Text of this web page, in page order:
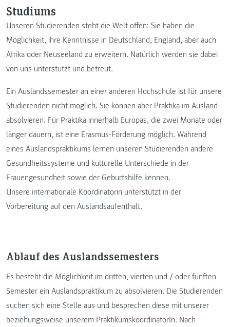
Studiums
Unseren Studierenden steht die Welt offen: Sie haben die
Möglichkeit, ihre Kenntnisse in Deutschland, England, aber auch
Afrika oder Neuseeland zu erweitern. Natürlich werden sie dabei
von uns unterstützt und betreut.
Ein Auslandssemester an einer anderen Hochschule ist für unsere
Studierenden nicht möglich. Sie können aber Praktika im Ausland
absolvieren. Für Praktika innerhalb Europas, die zwei Monate oder
länger dauern, ist eine Erasmus-Förderung möglich. Während
eines Auslandspraktikums lernen unseren Studierenden andere
Gesundheitssysteme und kulturelle Unterschiede in der
Frauengesundheit sowie der Geburtshilfe kennen.
Unsere internationale Koordinatorin unterstützt in der
Vorbereitung auf den Auslandsaufenthalt.
Ablauf des Auslandssemesters
Es besteht die Möglichkeit im dritten, vierten und / oder fünften
Semester ein Auslandspraktikum zu absolvieren. Die Studierenden
suchen sich eine Stelle aus und besprechen diese mit unserer
beziehungsweise unserem PraktikumskoordinatorIn. Nach